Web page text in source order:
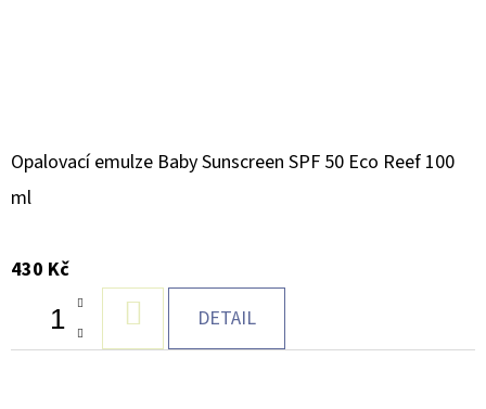
Opalovací emulze Baby Sunscreen SPF 50 Eco Reef 100
ml
430 Kč
KOŠÍKU
DETAIL